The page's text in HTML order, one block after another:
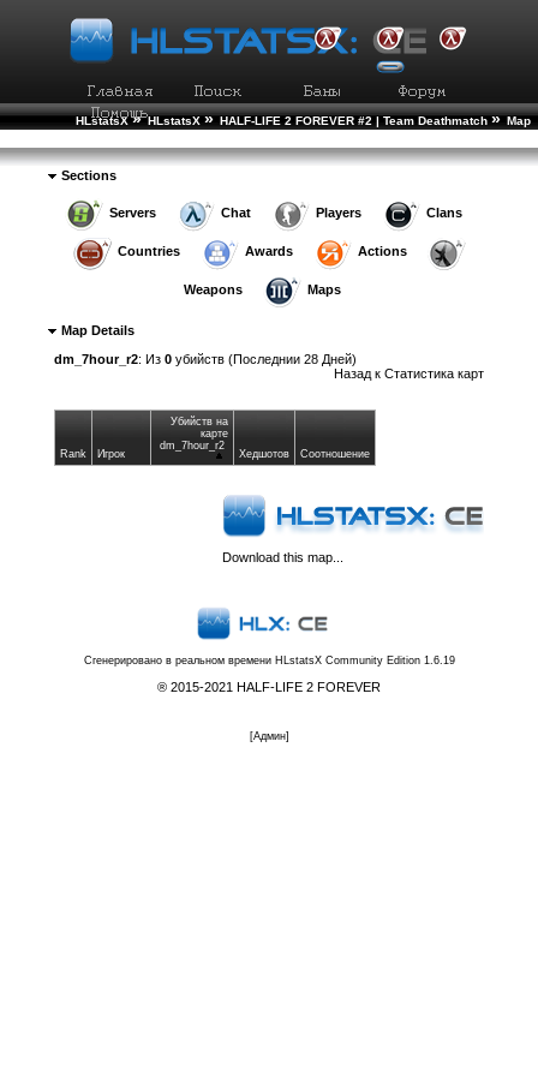
HLstatsX » HLstatsX » HALF-LIFE 2 FOREVER #2 | Team Deathmatch » Map
Sections
Servers Chat Players Clans
Countries Awards Actions
Weapons Maps
Map Details
dm_7hour_r2: Из0 убийств (Последнии 28 Дней)
Назад к Статистика карт
Rank Игрок
Убийств на
карте
dm_7hour_r2
Хедшотов Соотношение
Download this map...
Сгенерировано в реальном времени HLstatsX Community Edition 1.6.19
® 2015-2021 HALF-LIFE 2 FOREVER
[Админ]